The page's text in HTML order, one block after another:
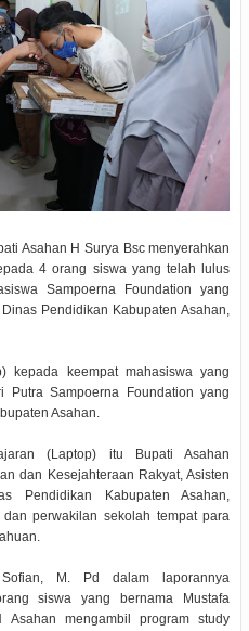
Asahan H Surya Bsc menyerahkan
4 orang siswa yang telah lulus
Sampoerna Foundation yang
Pendidikan Kabupaten Asahan,
kepada keempat mahasiswa yang
Sampoerna Foundation yang
Asahan.
(Laptop) itu Bupati Asahan
dan Kesejahteraan Rakyat, Asisten
Pendidikan Kabupaten Asahan,
perwakilan sekolah tempat para
M. Pd dalam laporannya
siswa yang bernama Mustafa
mengambil program study